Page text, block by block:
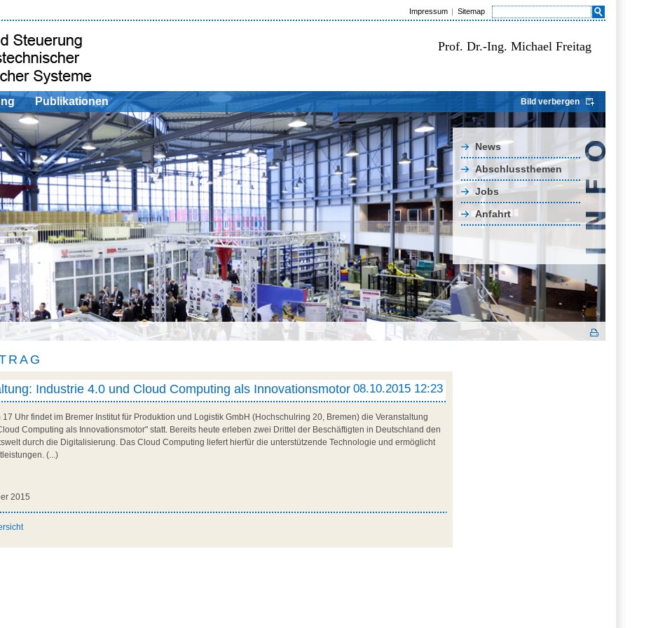
Impressum Sitemap
Prof. Dr.-Ing. Michael Freitag
Publikationen Bild verbergen
News
Abschlussthemen
Jobs
Anfahrt
08.10.2015 12:23
Industrie 4.0 und Cloud Computing als Innovationsmotor
17 Uhr findet im Bremer Institut für Produktion und Logistik GmbH (Hochschulring 20, Bremen) die Veranstaltung
Computing als Innovationsmotor" statt. Bereits heute erleben zwei Drittel der Beschäftigten in Deutschland den
durch die Digitalisierung. Das Cloud Computing liefert hierfür die unterstützende Technologie und ermöglicht
(...)
2015